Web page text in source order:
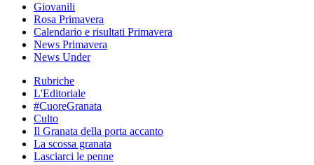
Giovanili
Rosa Primavera
Calendario e risultati Primavera
News Primavera
News Under
Rubriche
L'Editoriale
#CuoreGranata
Culto
Il Granata della porta accanto
La scossa granata
Lasciarci le penne